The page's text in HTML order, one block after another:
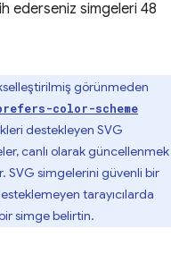
ederseniz simgeleri 48
görünmeden
color-scheme
destekleyen SVG
canlı olarak güncellenmek
SVG simgelerini güvenli bir
tarayıcılarda
simge belirtin.